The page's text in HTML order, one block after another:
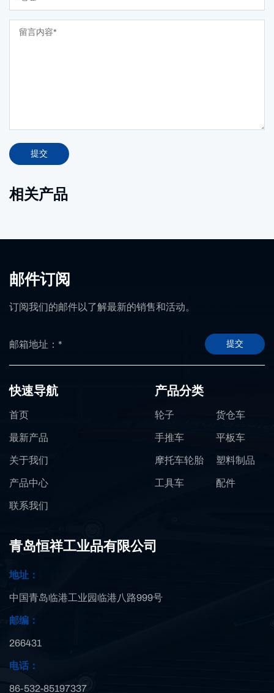
提交
相关产品
邮件订阅
订阅我们的邮件以了解最新的销售和活动。
提交
快速导航
首页
最新产品
关于我们
产品中心
联系我们
产品分类
轮子
手推车
摩托车轮胎
工具车
货仓车
平板车
塑料制品
配件
青岛恒祥工业品有限公司
地址：
中国青岛临港工业园临港八路999号
邮编：
266431
电话：
86-532-85197337